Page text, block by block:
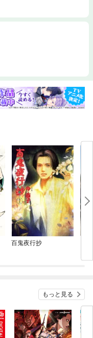
百鬼夜行抄
もっと見る